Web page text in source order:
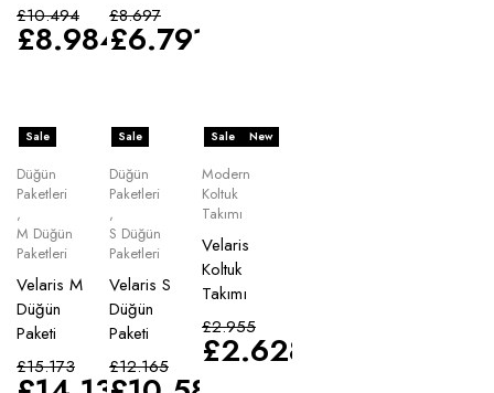
£10.494
£8.984
£8.697
£6.791
Sale
Düğün
Paketleri
,
M Düğün
Paketleri
Velaris M
Düğün
Paketi
£15.173
Sale
Düğün
Paketleri
,
S Düğün
Paketleri
Velaris S
Düğün
Paketi
£12.165
Sale New
Modern
Koltuk
Takımı
Velaris
Koltuk
Takımı
£2.955
£2.628